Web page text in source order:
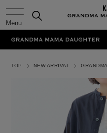
TOP NEW ARRIVAL